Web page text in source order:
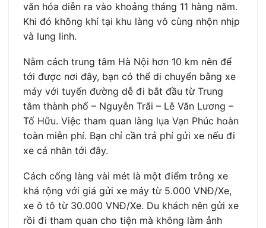
văn hóa diễn ra vào khoảng tháng 11 hàng năm.
Khi đó không khí tại khu làng vô cùng nhộn nhịp
và lung linh.
Nằm cách trung tâm Hà Nội hơn 10 km nên để
tới được nơi đây, bạn có thể di chuyển bằng xe
máy với tuyến đường dễ đi bắt đầu từ Trung
tâm thành phố – Nguyễn Trãi – Lê Văn Lương –
Tố Hữu. Việc tham quan làng lụa Vạn Phúc hoàn
toàn miễn phí. Bạn chỉ cần trả phí gửi xe nếu đi
xe cá nhân tới đây.
Cách cổng làng vài mét là một điểm trông xe
khá rộng với giá gửi xe máy từ 5.000 VNĐ/Xe,
xe ô tô từ 30.000 VNĐ/Xe. Du khách nên gửi xe
rồi đi tham quan cho tiện mà không làm ảnh